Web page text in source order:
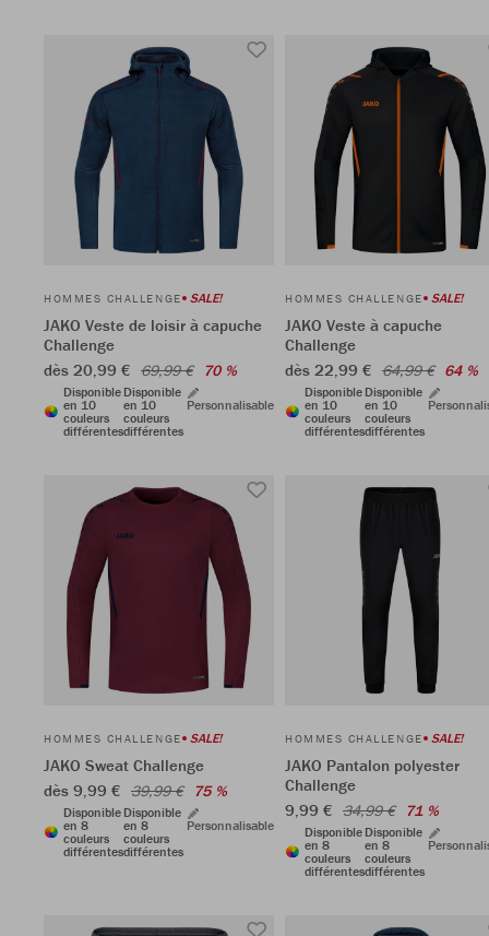
HOMMES CHALLENGE SALE!
JAKO Veste de loisir à capuche
Challenge
dès 20,99 € 69,99 € 70 %
Disponible
en 10
couleurs
différentes
Disponible
en 10
couleurs
différentes
Personnalisable
HOMMES CHALLENGE SALE!
JAKO Veste à capuche
Challenge
dès 22,99 € 64,99 € 64 %
Disponible
en 10
couleurs
différentes
Disponible
en 10
couleurs
différentes
HOMMES CHALLENGE SALE!
JAKO Sweat Challenge
dès 9,99 € 39,99 € 75 %
Disponible
en 8
couleurs
différentes
Disponible
en 8
couleurs
différentes
Personnalisable
HOMMES CHALLENGE SALE!
JAKO Pantalon polyester
Challenge
9,99 € 34,99 € 71 %
Disponible
en 8
couleurs
différentes
Disponible
en 8
couleurs
différentes